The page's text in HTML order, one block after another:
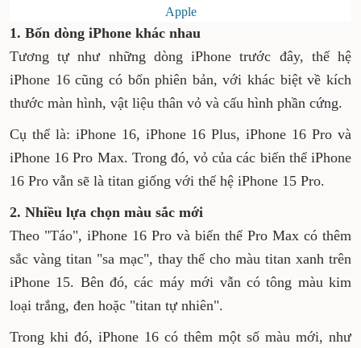
Apple
1. Bốn dòng iPhone khác nhau
Tương tự như những dòng iPhone trước đây, thế hệ
iPhone 16 cũng có bốn phiên bản, với khác biệt về kích
thước màn hình, vật liệu thân vỏ và cấu hình phần cứng.
Cụ thể là: iPhone 16, iPhone 16 Plus, iPhone 16 Pro và
iPhone 16 Pro Max. Trong đó, vỏ của các biến thể iPhone
16 Pro vẫn sẽ là titan giống với thế hệ iPhone 15 Pro.
2. Nhiều lựa chọn màu sắc mới
Theo "Táo", iPhone 16 Pro và biến thể Pro Max có thêm
sắc vàng titan "sa mạc", thay thế cho màu titan xanh trên
iPhone 15. Bên đó, các máy mới vẫn có tông màu kim
loại trắng, đen hoặc "titan tự nhiên".
Trong khi đó, iPhone 16 có thêm một số màu mới, như